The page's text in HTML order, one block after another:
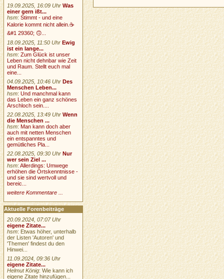
19.09.2025, 16:09 Uhr Was
einer gern ißt...
hsm:Stimmt - und eine
Kalorie kommt nicht allein.☕
&#1 29360; 🙃...
18.09.2025, 11:50 Uhr Ewig
ist ein lange...
hsm:Zum Glück ist unser
Leben nicht dehnbar wie Zeit
und Raum. Stellt euch mal
eine...
04.09.2025, 10:46 Uhr Des
Menschen Leben...
hsm:Und manchmal kann
das Leben ein ganz schönes
Arschloch sein....
22.08.2025, 13:49 Uhr Wenn
die Menschen ...
hsm:Man kann doch aber
auch mit netten Menschen
ein entspanntes und
gemütliches Pla...
22.08.2025, 09:30 Uhr Nur
wer sein Ziel ...
hsm:Allerdings: Umwege
erhöhen die Ortskenntnisse -
und sie sind wertvoll und
bereic...
weitere Kommentare ...
Aktuelle Forenbeiträge
20.09.2024, 07:07 Uhr
eigene Zitate...
hsm: Etwas höher, unterhalb
der Listen 'Autoren' und
'Themen' findest du den
Hinwei...
11.09.2024, 09:36 Uhr
eigene Zitate...
Helmut König: Wie kann ich
eigene Zitate hinzufügen...